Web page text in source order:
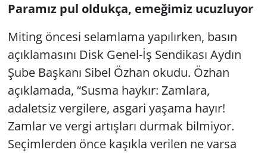
Paramız pul oldukça, emeğimiz ucuzluyor
Miting öncesi selamlama yapılırken, basın
açıklamasını Disk Genel-İş Sendikası Aydın
Şube Başkanı Sibel Özhan okudu. Özhan
açıklamada, “Susma haykır: Zamlara,
adaletsiz vergilere, asgari yaşama hayır!
Zamlar ve vergi artışları durmak bilmiyor.
Seçimlerden önce kaşıkla verilen ne varsa